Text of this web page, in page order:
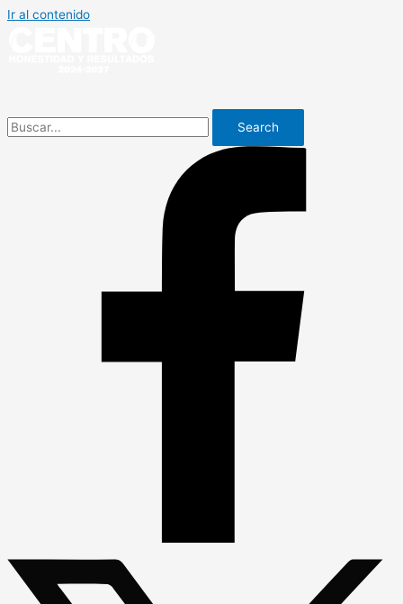
Ir al contenido
Search